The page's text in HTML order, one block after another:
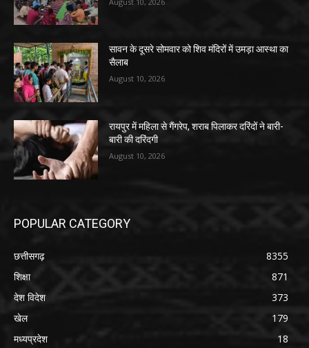
सावन के दूसरे सोमवार को शिव मंदिरों में उमड़ा आस्था का
सैलाब
August 10, 2026
रायपुर में महिला से गैंगरेप, शराब पिलाकर दरिंदों ने बारी-
बारी की दरिंदगी
August 10, 2026
POPULAR CATEGORY
छत्तीसगढ़
8355
शिक्षा
871
देश विदेश
373
खेल
179
मध्यप्रदेश
18